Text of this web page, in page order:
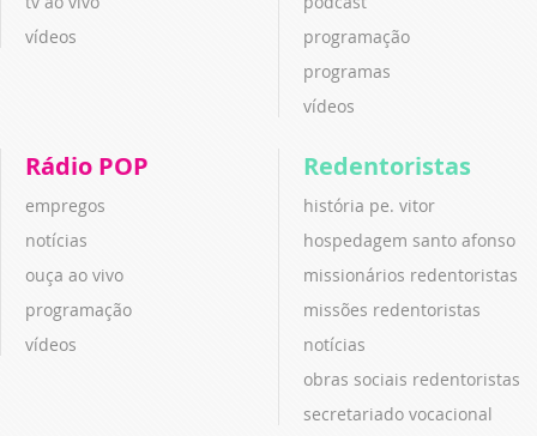
vídeos
programação
programas
vídeos
Rádio POP
empregos
notícias
ouça ao vivo
programação
vídeos
Redentoristas
história pe. vitor
hospedagem santo afonso
missionários redentoristas
missões redentoristas
notícias
obras sociais redentoristas
secretariado vocacional